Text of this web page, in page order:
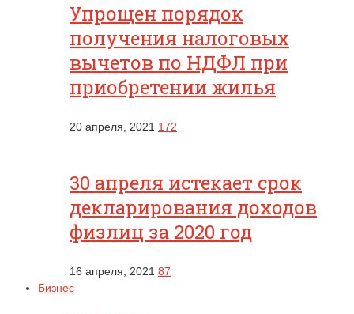
Упрощен порядок
получения налоговых
вычетов по НДФЛ при
приобретении жилья
20 апреля, 2021 172
30 апреля истекает срок
декларирования доходов
физлиц за 2020 год
16 апреля, 2021 87
Бизнес